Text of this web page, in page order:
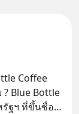
Coffee
? Blue Bottle
รัฐฯ ที่ขึ้นชื่อ